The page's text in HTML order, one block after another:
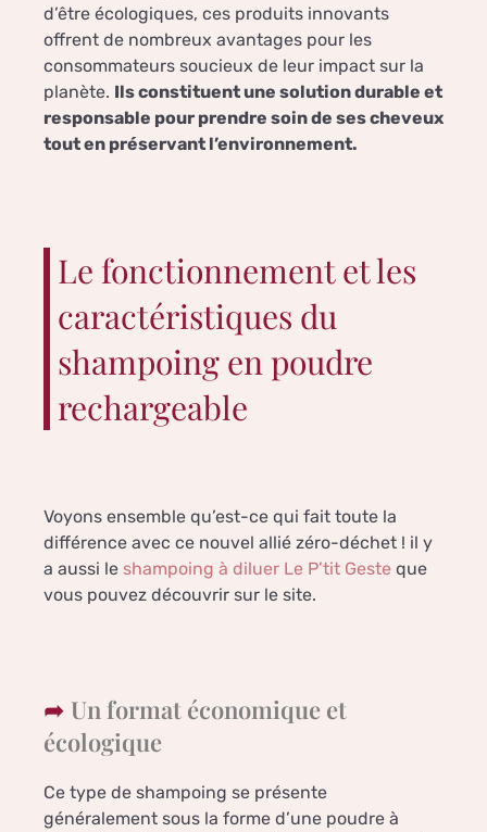
d’être écologiques, ces produits innovants
offrent de nombreux avantages pour les
consommateurs soucieux de leur impact sur la
planète. Ils constituent une solution durable et
responsable pour prendre soin de ses cheveux
tout en préservant l’environnement.
Le fonctionnement et les
caractéristiques du
shampoing en poudre
rechargeable
Voyons ensemble qu’est-ce qui fait toute la
différence avec ce nouvel allié zéro-déchet ! il y
a aussi le shampoing à diluer Le P’tit Geste que
vous pouvez découvrir sur le site.
Un format économique et
écologique
Ce type de shampoing se présente
généralement sous la forme d’une poudre à